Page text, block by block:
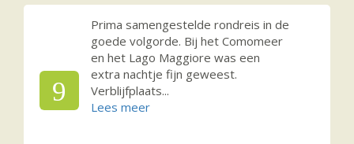
9
Prima samengestelde rondreis in de
goede volgorde. Bij het Comomeer
en het Lago Maggiore was een
extra nachtje fijn geweest.
Verblijfplaats...